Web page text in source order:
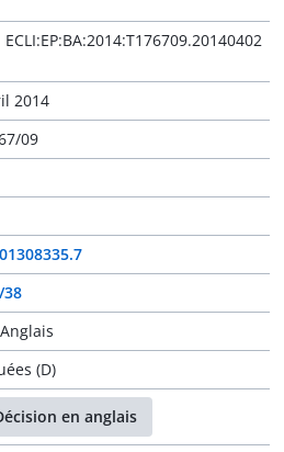
ECLI:EP:BA:2014:T176709.20140402
2014
09
01308335.7
38
Anglais
(D)
en anglais